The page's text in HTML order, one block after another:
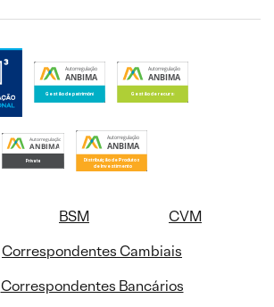
BSM
CVM
Correspondentes Cambiais
Correspondentes Bancários